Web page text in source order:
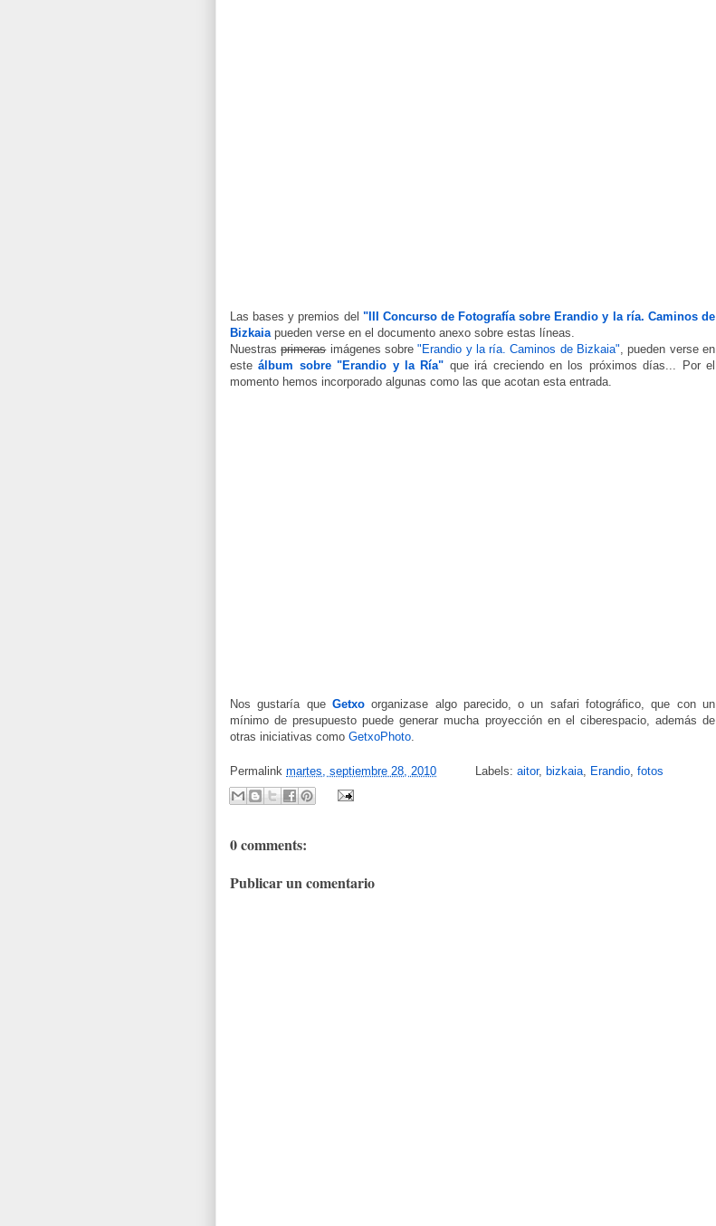
Las bases y premios del "III Concurso de Fotografía sobre Erandio y la ría. Caminos de
Bizkaia pueden verse en el documento anexo sobre estas líneas.
Nuestrasprimerasimágenes sobre"Erandio y la ría. Caminos de Bizkaia" , pueden verse en
esteálbum sobre "Erandio y la Ría" que irá creciendo en los próximos días... Por el
momento hemos incorporado algunas como las que acotan esta entrada.
Nos gustaría que Getxo organizase algo parecido, o un safari fotográfico, que con un
mínimo de presupuesto puede generar mucha proyección en el ciberespacio, además de
otras iniciativas como GetxoPhoto
Permalink martes, septiembre 28, 2010 Labels: aitor, bizkaia, Erandio, fotos
0 comments:
Publicar un comentario